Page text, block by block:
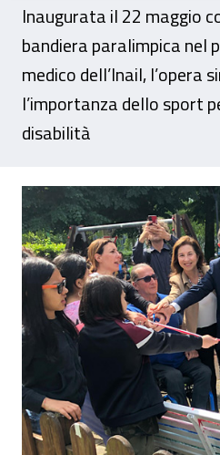
Inaugurata il 22 maggio
bandiera paralimpica nel
medico dell’Inail, l’opera
l’importanza dello sport
disabilità
Nei Giardini Antonio